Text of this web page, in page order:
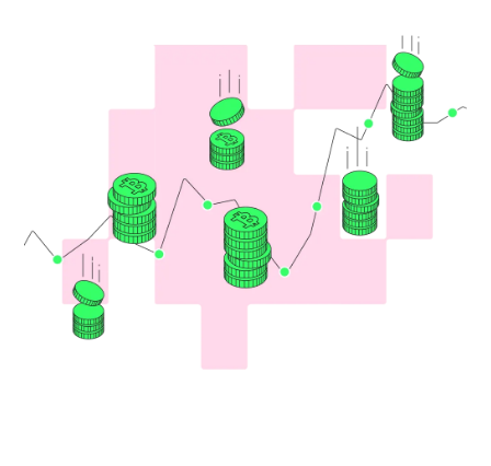
Τακτικές προγραμματισμένες επενδύσεις (DCA)
Ενημερώσεις τιμών σε πραγματικό χρόνο για τα αγαπημένα σας
Εξερεύνηση επενδύσεων
Ανακαλύψτε επενδυτικές ευκαιρίες
Ανάλυση χαρτοφυλακίου
Έξυπνες πληροφορίες για βέλτιστη απόδοση